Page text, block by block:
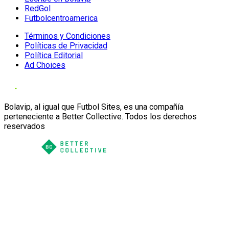
RedGol
Futbolcentroamerica
Términos y Condiciones
Políticas de Privacidad
Política Editorial
Ad Choices
Bolavip, al igual que Futbol Sites, es una compañía
perteneciente a Better Collective. Todos los derechos
reservados